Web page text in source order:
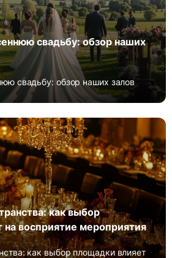
свадьбу: обзор наших
свадьбу: обзор наших залов
как выбор
восприятие мероприятия
как выбор площадки влияет